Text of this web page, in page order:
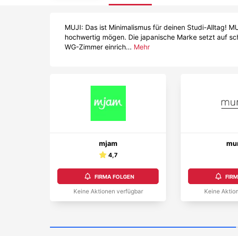
MUJI: Das ist Minimalismus für deinen Studi-Alltag!
hochwertig mögen. Die japanische Marke setzt auf
WG-Zimmer einrich... Mehr
mjam
4,7
FIRMA FOLGEN
Keine Aktionen verfügbar Keine